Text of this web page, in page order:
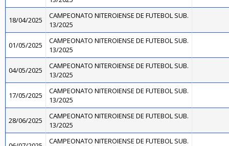
18/04/2025
CAMPEONATO NITEROIENSE DE FUTEBOL SUB.
13/2025
01/05/2025
CAMPEONATO NITEROIENSE DE FUTEBOL SUB.
13/2025
04/05/2025
CAMPEONATO NITEROIENSE DE FUTEBOL SUB.
13/2025
17/05/2025
CAMPEONATO NITEROIENSE DE FUTEBOL SUB.
13/2025
28/06/2025
CAMPEONATO NITEROIENSE DE FUTEBOL SUB.
13/2025
CAMPEONATO NITEROIENSE DE FUTEBOL SUB.